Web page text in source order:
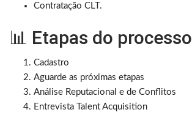
Contratação CLT.
📊 Etapas do processo
Cadastro
Aguarde as próximas etapas
Análise Reputacional e de Conflitos
Entrevista Talent Acquisition